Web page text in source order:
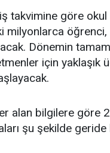
iş takvimine göre
milyonlarca
Dönemin
için yaklaşık
alan bilgilere göre
şu şekilde geride